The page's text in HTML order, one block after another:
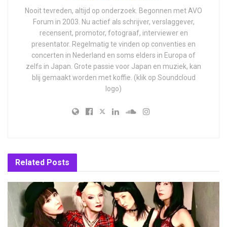
Nooit tevreden, altijd op onderzoek. Begonnen met AVO
Forum in 2003. Nu actief als schrijver, verslaggever,
recensent, promotor, fotograaf, interviewer en
presentator. Regelmatig te vinden op conventies en
concerten in Nederland en soms elders in Europa of
zelfs in Japan. Grote passie voor Japan en muziek, kan
blij gemaakt worden met koffie. (klik op Soundcloud
logo)
Related Posts